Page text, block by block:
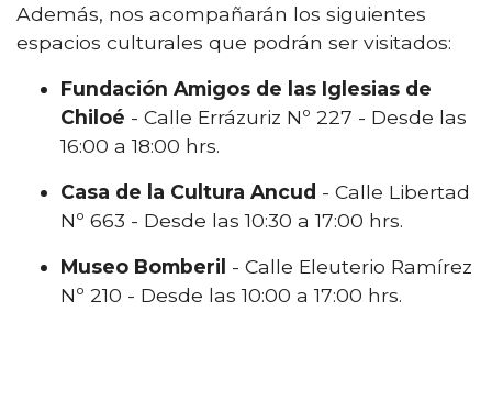
Además, nos acompañarán los siguientes
espacios culturales que podrán ser visitados:
Fundación Amigos de las Iglesias de
Chiloé - Calle Errázuriz Nº 227 - Desde las
16:00 a 18:00 hrs.
Casa de la Cultura Ancud - Calle Libertad
Nº 663 - Desde las 10:30 a 17:00 hrs.
Museo Bomberil - Calle Eleuterio Ramírez
Nº 210 - Desde las 10:00 a 17:00 hrs.